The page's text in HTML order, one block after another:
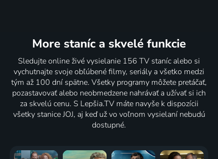
More staníc a skvelé funkcie
Sledujte online živé vysielanie 156 TV staníc alebo si
vychutnajte svoje obľúbené filmy, seriály a všetko medzi
tým až 100 dní spätne. Všetky programy môžete pretáčať,
pozastavovať alebo neobmedzene nahrávať a užívať si ich
za skvelú cenu. S Lepšia.TV máte navyše k dispozícii
všetky stanice JOJ, aj keď už vo voľnom vysielaní nebudú
dostupné.